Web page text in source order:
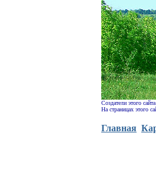
Создатели этого
На страницах этого
Главная